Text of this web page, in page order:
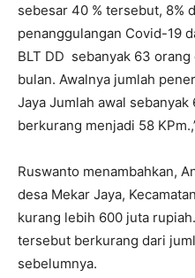
sebesar 40 % tersebut, 8%
penanggulangan Covid-19
BLT DD sebanyak 63
bulan. Awalnya jumlah
Jaya Jumlah awal
berkurang menjadi 58
Ruswanto menambahkan,
desa Mekar Jaya,
kurang lebih 600 juta
tersebut berkurang dari
sebelumnya.